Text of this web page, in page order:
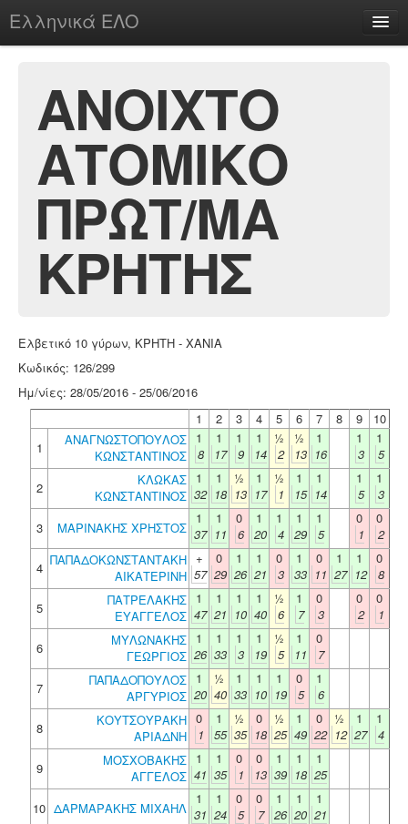
Ελληνικά ΕΛΟ
chesstu.be @ discord
Login
ΑΝΟΙΧΤΟ
ΑΤΟΜΙΚΟ
ΠΡΩΤ/ΜΑ
ΚΡΗΤΗΣ
Ελβετικό 10 γύρων, ΚΡΗΤΗ - ΧΑΝΙΑ
Κωδικός: 126/299
Ημ/νίες: 28/05/2016 - 25/06/2016
1
2 3 4 5 6 7 8 9
10
1
ΑΝΑΓΝΩΣΤΟΠΟΥΛΟΣ
ΚΩΝΣΤΑΝΤΙΝΟΣ
1
8
1
17
1
9
1
14
½
2
½
13
1
16
1
3
1
5
2
ΚΛΩΚΑΣ
ΚΩΝΣΤΑΝΤΙΝΟΣ
1
32
1
18
½
13
1
17
½
1
1
15
1
14
1
5
1
3
3
ΜΑΡΙΝΑΚΗΣ ΧΡΗΣΤΟΣ
1
37
1
11
0
6
1
20
1
4
1
29
1
5
0
1
0
2
4 ΠΑΠΑΔΟΚΩΝΣΤΑΝΤΑΚΗ
ΑΙΚΑΤΕΡΙΝΗ
+
57
0
29
1
26
1
21
0
3
1
33
0
11
1
27
1
12
0
8
5
ΠΑΤΡΕΛΑΚΗΣ
ΕΥΑΓΓΕΛΟΣ
1
47
1
21
1
10
1
40
½
6
1
7
0
3
0
2
0
1
6
ΜΥΛΩΝΑΚΗΣ
ΓΕΩΡΓΙΟΣ
1
26
1
33
1
3
1
19
½
5
1
11
0
7
7
ΠΑΠΑΔΟΠΟΥΛΟΣ
ΑΡΓΥΡΙΟΣ
1
20
½
40
1
33
1
10
1
19
0
5
1
6
8
ΚΟΥΤΣΟΥΡΑΚΗ
ΑΡΙΑΔΝΗ
0
1
1
55
½
35
0
18
½
25
1
49
0
22
½
12
1
27
1
4
9
ΜΟΣΧΟΒΑΚΗΣ
ΑΓΓΕΛΟΣ
1
41
1
35
0
1
0
13
1
39
1
18
1
25
10 ΔΑΡΜΑΡΑΚΗΣ ΜΙΧΑΗΛ
1
31
1
24
0
5
0
7
1
26
1
20
1
21